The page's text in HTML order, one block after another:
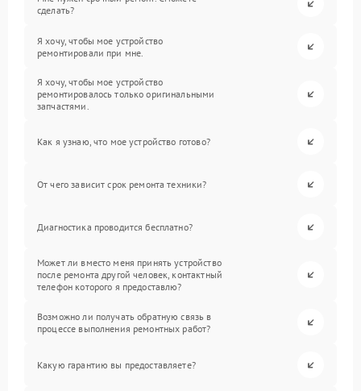
сделать?
Я хочу, чтобы мое устройство
ремонтировали при мне.
Я хочу, чтобы мое устройство
ремонтировалось только оригинальными
запчастями.
Как я узнаю, что мое устройство готово?
От чего зависит срок ремонта техники?
Диагностика проводится бесплатно?
Может ли вместо меня принять устройство
после ремонта другой человек, контактный
телефон которого я предоставлю?
Возможно ли получать обратную связь в
процессе выполнения ремонтных работ?
Какую гарантию вы предоставляете?